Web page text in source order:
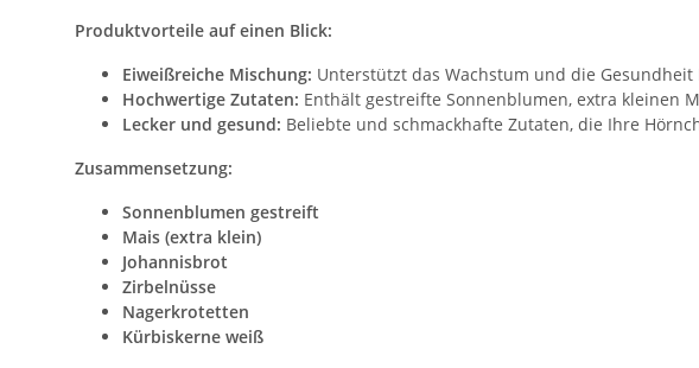
Produktvorteile auf einen Blick:
Eiweißreiche Mischung: Unterstützt das Wachstum und die
Hochwertige Zutaten: Enthält gestreifte Sonnenblumen, extra kleinen
Lecker und gesund: Beliebte und schmackhafte Zutaten, die Ihre
Zusammensetzung:
Sonnenblumen gestreift
Mais (extra klein)
Johannisbrot
Zirbelnüsse
Nagerkrotetten
Kürbiskerne weiß